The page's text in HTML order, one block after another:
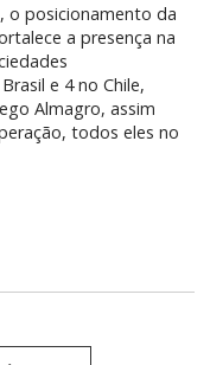
o posicionamento da
a presença na
e 4 no Chile,
Almagro, assim
todos eles no